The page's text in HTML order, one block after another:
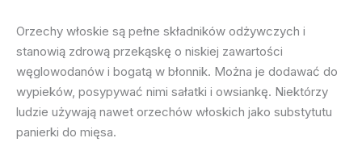
Orzechy włoskie są pełne składników odżywczych i
stanowią zdrową przekąskę o niskiej zawartości
węglowodanów i bogatą w błonnik. Można je dodawać do
wypieków, posypywać nimi sałatki i owsiankę. Niektórzy
ludzie używają nawet orzechów włoskich jako substytutu
panierki do mięsa.